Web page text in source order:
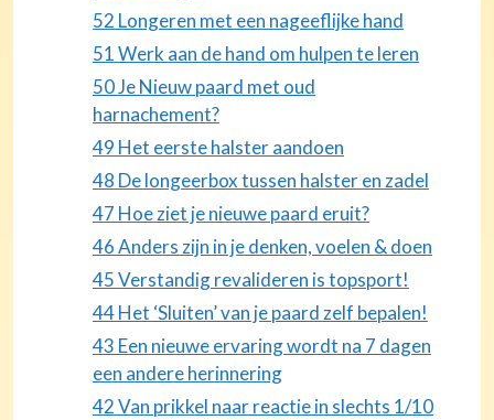
52 Longeren met een nageeflijke hand
51 Werk aan de hand om hulpen te leren
50 Je Nieuw paard met oud
harnachement?
49 Het eerste halster aandoen
48 De longeerbox tussen halster en zadel
47 Hoe ziet je nieuwe paard eruit?
46 Anders zijn in je denken, voelen & doen
45 Verstandig revalideren is topsport!
44 Het ‘Sluiten’ van je paard zelf bepalen!
43 Een nieuwe ervaring wordt na 7 dagen
een andere herinnering
42 Van prikkel naar reactie in slechts 1/10